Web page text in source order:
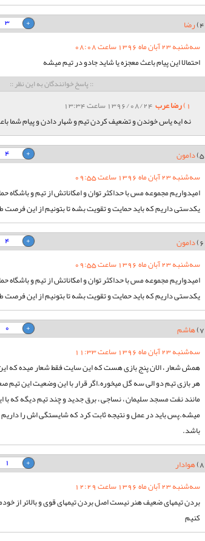
4) رضا
3
سه‌شنبه 23 آبان ماه 1396 ساعت 08:08
احتمالا این پیام باعث معجزه یا شاید جادو در تیم میشه
:: پاسخ خوانندگان به این نظر ::
1) رضا عرب1396/08/24 ساعت 13:34
نه ایه یاس خوندن و تضعیف کردن تیم و شهار دادن و پیام شما
5) دامون
4
سه‌شنبه 23 آبان ماه 1396 ساعت 09:55
امیدواریم مجموعه مس با حداکثر توان و امکاناتش از تیم و
یکدستی داریم که باید حمایت و تقویت بشه تا بتونیم از این فرصت
6) دامون
4
سه‌شنبه 23 آبان ماه 1396 ساعت 09:55
امیدواریم مجموعه مس با حداکثر توان و امکاناتش از تیم و
یکدستی داریم که باید حمایت و تقویت بشه تا بتونیم از این فرصت
7) هاشم
0
سه‌شنبه 23 آبان ماه 1396 ساعت 11:33
همش شعار ، الان پنج بازی هست که این سایت فقط شعار میده که این
هر بازی تیم دو الی سه گل میخوره.اگر قرار با این وضعیت این
مانند نفت مسجد سلیمان ، نساجی ، برق جدید و چند تیم دیگه که با
میشه.پس باید در عمل و نتیجه ثابت کرد که شایستگی اش را
باشد.
8) هوادار
1
سه‌شنبه 23 آبان ماه 1396 ساعت 12:29
بردن تیمهای ضعیف هنر نیست اصل بردن تیمهای قوی و بالاتر از
کنیم